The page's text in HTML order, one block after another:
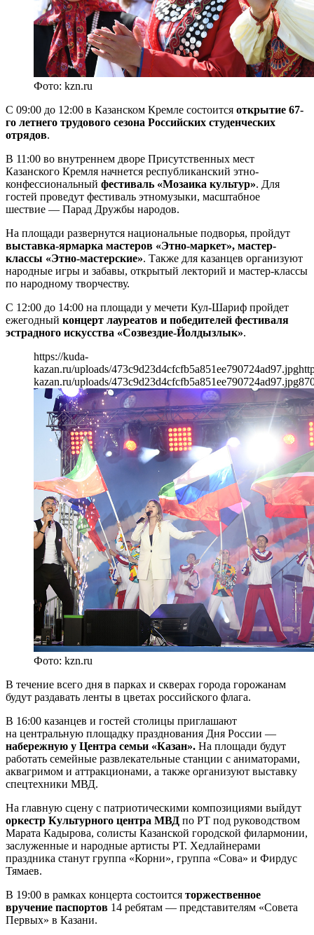
Фото: kzn.ru
С 09:00 до 12:00 в Казанском Кремле состоится открытие 67-
го летнего трудового сезона Российских студенческих
отрядов.
В 11:00 во внутреннем дворе Присутственных мест
Казанского Кремля начнется республиканский этно-
конфессиональный фестиваль «Мозаика культур». Для
гостей проведут фестиваль этномузыки, масштабное
шествие — Парад Дружбы народов.
На площади развернутся национальные подворья, пройдут
выставка-ярмарка мастеров «Этно-маркет», мастер-
классы «Этно-мастерские». Также для казанцев организуют
народные игры и забавы, открытый лекторий и мастер-классы
по народному творчеству.
С 12:00 до 14:00 на площади у мечети Кул-Шариф пройдет
ежегодный концерт лауреатов и победителей фестиваля
эстрадного искусства «Созвездие-Йолдызлык».
https://kuda-
kazan.ru/uploads/473c9d23d4cfcfb5a851ee790724ad97.jpg
kazan.ru/uploads/473c9d23d4cfcfb5a851ee790724ad97.jpg
Фото: kzn.ru
В течение всего дня в парках и скверах города горожанам
будут раздавать ленты в цветах российского флага.
В 16:00 казанцев и гостей столицы приглашают
на центральную площадку празднования Дня России —
набережную у Центра семьи «Казан». На площади будут
работать семейные развлекательные станции с аниматорами,
аквагримом и аттракционами, а также организуют выставку
спецтехники МВД.
На главную сцену с патриотическими композициями выйдут
оркестр Культурного центра МВД по РТ под руководством
Марата Кадырова, солисты Казанской городской филармонии,
заслуженные и народные артисты РТ. Хедлайнерами
праздника станут группа «Корни», группа «Сова» и Фирдус
Тямаев.
В 19:00 в рамках концерта состоится торжественное
вручение паспортов 14 ребятам — представителям «Совета
Первых» в Казани.